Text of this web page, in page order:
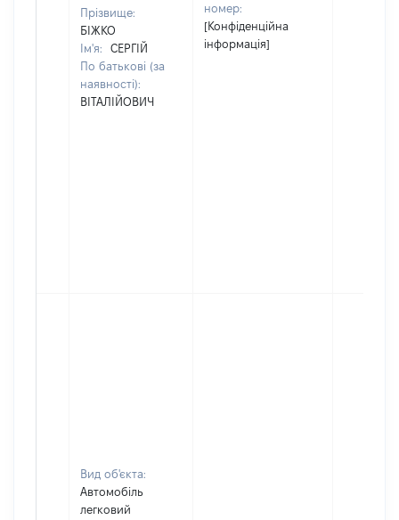
Прізвище:
БІЖКО
Ім'я:
СЕРГІЙ
По батькові (за
наявності):
ВІТАЛІЙОВИЧ
номер:
[Конфіденційна
інформація]
Вид об'єкта:
Автомобіль
легковий